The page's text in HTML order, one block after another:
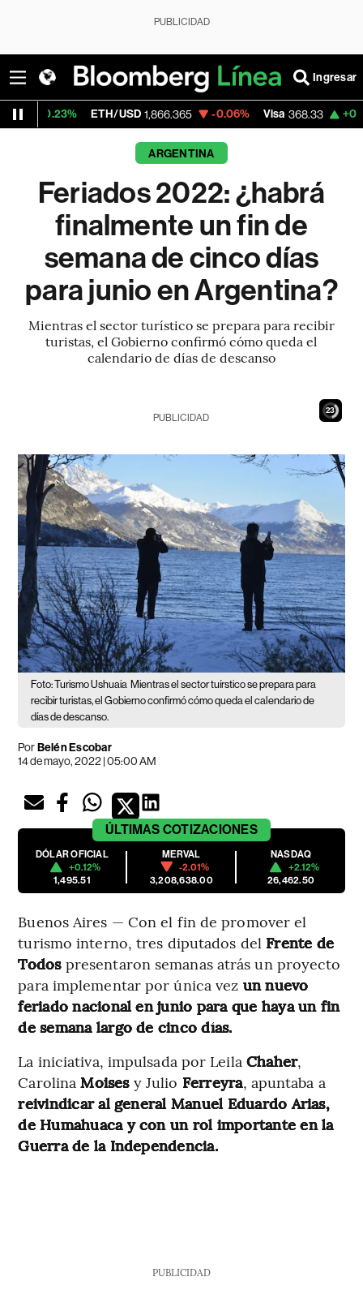
PUBLICIDAD
Ingresar
ETH/USD 1,866.365 -0.06% Visa 368.33 +0.73%
ARGENTINA
Feriados 2022: ¿habrá
finalmente un fin de
semana de cinco días
para junio en Argentina?
Mientras el sector turístico se prepara para recibir
turistas, el Gobierno confirmó cómo queda el
calendario de días de descanso
22
PUBLICIDAD
Foto: Turismo Ushuaia Mientras el sector tuírstico se prepara para
recibir turistas, el Gobierno confirmó cómo queda el calendario de
días de descanso.
PorBelén Escobar
14 de mayo, 2022 | 05:00 AM
ÚLTIMAS COTIZACIONES
DÓLAR OFICIAL
+0.12%
1,495.51
MERVAL
-2.01%
3,208,638.00
NASDAQ
+2.12%
26,462.50
Buenos Aires — Con el fin de promover el
turismo interno, tres diputados del Frente de
Todos presentaron semanas atrás un proyecto
para implementar por única vez un nuevo
feriado nacional en junio para que haya un fin
de semana largo de cinco días.
La iniciativa, impulsada por Leila Chaher,
CarolinaMoisesy Julio Ferreyra, apuntaba a
reivindicar al general Manuel Eduardo Arias,
de Humahuaca y con un rol importante en la
Guerra de la Independencia.
PUBLICIDAD